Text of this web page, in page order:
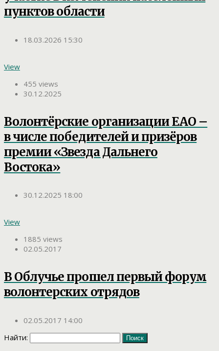
пунктов области
18.03.2026 15:30
View
455 views
30.12.2025
Волонтёрские организации ЕАО –
в числе победителей и призёров
премии «Звезда Дальнего
Востока»
30.12.2025 18:00
View
1885 views
02.05.2017
В Облучье прошел первый форум
волонтерских отрядов
02.05.2017 14:00
Найти: